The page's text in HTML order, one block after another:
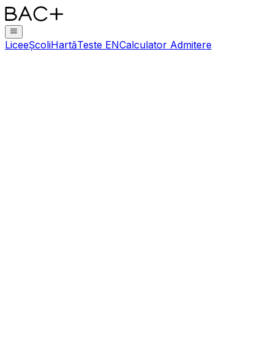
LiceeȘcoliHartăTeste ENCalculator Admitere